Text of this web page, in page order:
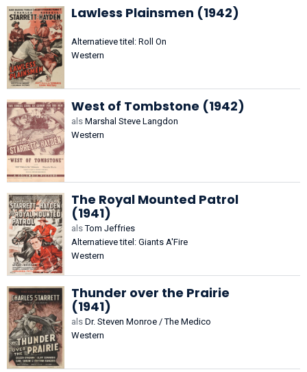
Lawless Plainsmen (1942)
Alternatieve titel: Roll On
Western
West of Tombstone (1942)
als Marshal Steve Langdon
Western
The Royal Mounted Patrol
(1941)
alsTom Jeffries
Alternatieve titel: Giants A'Fire
Western
Thunder over the Prairie
(1941)
als Dr. Steven Monroe / The Medico
Western